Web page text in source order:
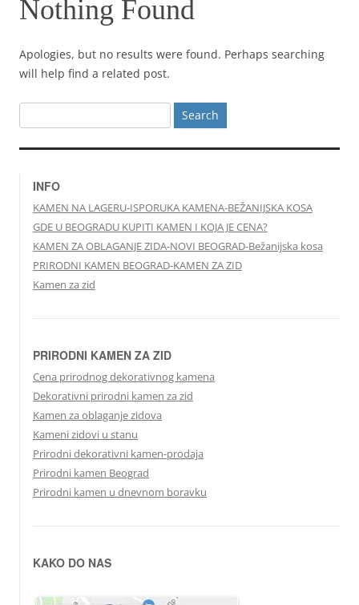
Nothing Found
Apologies, but no results were found. Perhaps searching
will help find a related post.
for:
INFO
KAMEN NA LAGERU-ISPORUKA KAMENA-BEŽANIJSKA KOSA
GDE U BEOGRADU KUPITI KAMEN I KOJA JE CENA?
KAMEN ZA OBLAGANJE ZIDA-NOVI BEOGRAD-Bežanijska kosa
PRIRODNI KAMEN BEOGRAD-KAMEN ZA ZID
Kamen za zid
PRIRODNI KAMEN ZA ZID
Cena prirodnog dekorativnog kamena
Dekorativni prirodni kamen za zid
Kamen za oblaganje zidova
Kameni zidovi u stanu
Prirodni dekorativni kamen-prodaja
Prirodni kamen Beograd
Prirodni kamen u dnevnom boravku
KAKO DO NAS